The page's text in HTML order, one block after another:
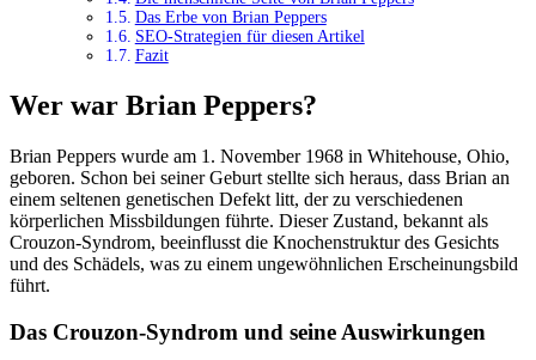
Das Erbe von Brian Peppers
SEO-Strategien für diesen Artikel
Fazit
Wer war Brian Peppers?
Brian Peppers wurde am 1. November 1968 in Whitehouse, Ohio,
geboren. Schon bei seiner Geburt stellte sich heraus, dass Brian an
einem seltenen genetischen Defekt litt, der zu verschiedenen
körperlichen Missbildungen führte. Dieser Zustand, bekannt als
Crouzon-Syndrom, beeinflusst die Knochenstruktur des Gesichts
und des Schädels, was zu einem ungewöhnlichen Erscheinungsbild
führt.
Das Crouzon-Syndrom und seine Auswirkungen